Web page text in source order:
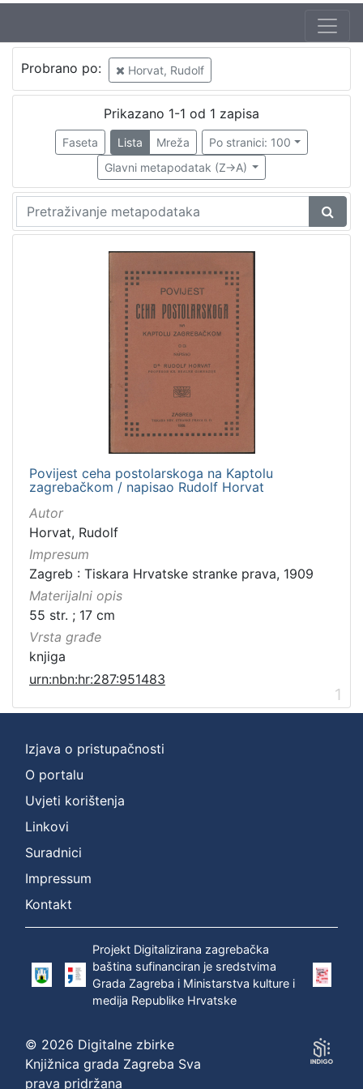
Probrano po: Horvat, Rudolf
Prikazano 1-1 od 1 zapisa
Faseta Lista Mreža
Po stranici: 100
Glavni metapodatak (Z->A)
Povijest ceha postolarskoga na Kaptolu
zagrebačkom / napisao Rudolf Horvat
Autor
Horvat, Rudolf
Impresum
Zagreb : Tiskara Hrvatske stranke prava, 1909
Materijalni opis
55 str. ; 17 cm
Vrsta građe
knjiga
urn:nbn:hr:287:951483
1
Izjava o pristupačnosti
O portalu
Uvjeti korištenja
Linkovi
Suradnici
Impressum
Kontakt
Projekt Digitalizirana zagrebačka
baština sufinanciran je sredstvima
Grada Zagreba i Ministarstva kulture i
medija Republike Hrvatske
© 2026 Digitalne zbirke
Knjižnica grada Zagreba Sva
prava pridržana